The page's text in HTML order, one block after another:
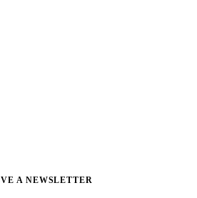
A NEWSLETTER